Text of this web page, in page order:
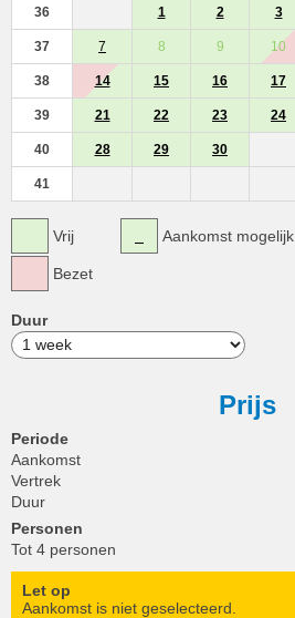
36 1 2 3
37 7 8 9 10
38 14 15 16 17
39 21 22 23 24
40 28 29 30
41
Vrij
Bezet
Aankomst mogelijk
Duur
Prijs
Periode
Aankomst
Vertrek
Duur
Personen
Tot 4 personen
Let op
Aankomst is niet geselecteerd.